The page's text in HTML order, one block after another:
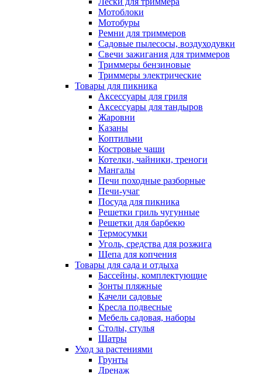
Мотоблоки
Мотобуры
Ремни для триммеров
Садовые пылесосы, воздуходувки
Свечи зажигания для триммеров
Триммеры бензиновые
Триммеры электрические
Товары для пикника
Аксессуары для гриля
Аксессуары для тандыров
Жаровни
Казаны
Коптильни
Костровые чаши
Котелки, чайники, треноги
Мангалы
Печи походные разборные
Печи-учаг
Посуда для пикника
Решетки гриль чугунные
Решетки для барбекю
Термосумки
Уголь, средства для розжига
Щепа для копчения
Товары для сада и отдыха
Бассейны, комплектующие
Зонты пляжные
Качели садовые
Кресла подвесные
Мебель садовая, наборы
Столы, стулья
Шатры
Уход за растениями
Грунты
Дренаж